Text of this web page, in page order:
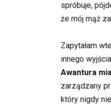
spróbuje,
że mój mąż
Zapytałam
innego
Awantura
zarządzany
który nigdy